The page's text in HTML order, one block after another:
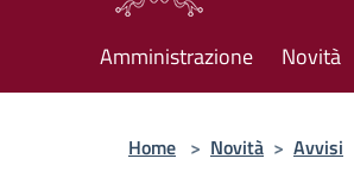
Amministrazione Novità
Home > Novità > Avvisi